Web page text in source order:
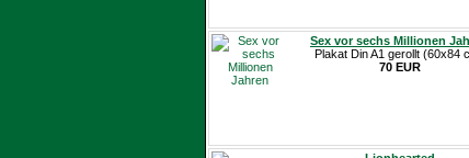
Sex vor sechs Millionen
Plakat Din A1 gerollt (60x84
70 EUR